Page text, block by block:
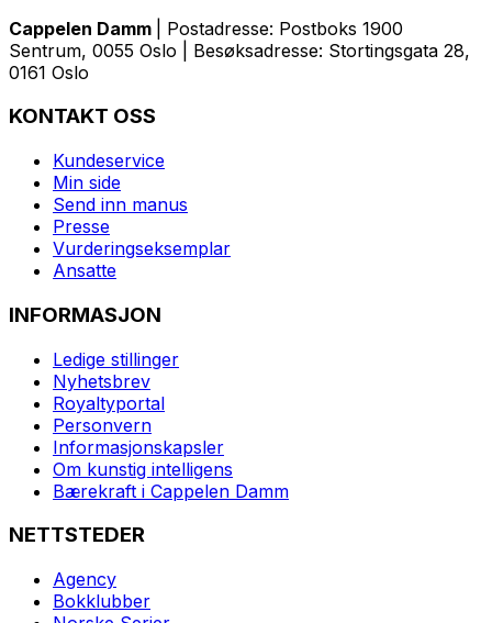
Cappelen Damm
| Postadresse: Postboks 1900
Sentrum, 0055 Oslo | Besøksadresse: Stortingsgata 28,
0161 Oslo
KONTAKT OSS
Kundeservice
Min side
Send inn manus
Presse
Vurderingseksemplar
Ansatte
INFORMASJON
Ledige stillinger
Nyhetsbrev
Royaltyportal
Personvern
Informasjonskapsler
Om kunstig intelligens
Bærekraft i Cappelen Damm
NETTSTEDER
Agency
Bokklubber